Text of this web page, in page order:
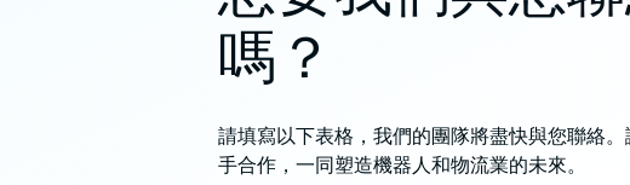
嗎？
請填寫以下表格，我們的團隊將盡快與您聯絡
手合作，一同塑造機器人和物流業的未來。